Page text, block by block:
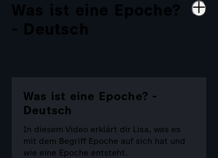
Was ist eine Epoche?
- Deutsch
Was ist eine Epoche? -
Deutsch
In diesem Video erklärt dir Lisa, was es
mit dem Begriff Epoche auf sich hat und
wie eine Epoche entsteht.